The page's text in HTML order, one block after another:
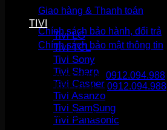
TIVI
Tivi LG
Tivi TCL
Tivi Sony
Tivi Sharp
Tivi Casper
Tivi Asanzo
Tivi SamSung
Tivi Panasonic
Giao hàng & Thanh toán
Chính sách bảo hành, đổi trả
Chính sách bảo mật thông tin
Gọi mua hàng 0912.094.988
Gọi khiếu nại 0912.094.988
THÔNG TIN LIÊN HỆ